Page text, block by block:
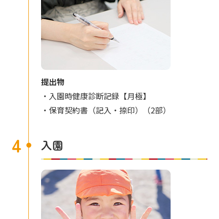
提出物
・入園時健康診断記録【月極】
・保育契約書（記入・捺印）（2部）
4 入園